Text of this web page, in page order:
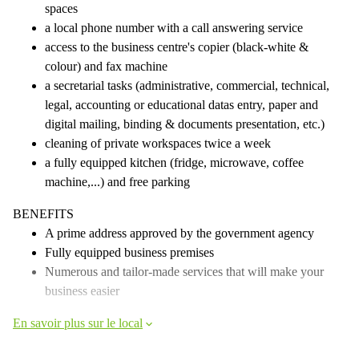
spaces
a local phone number with a call answering service
access to the business centre's copier (black-white &
colour) and fax machine
a secretarial tasks (administrative, commercial, technical,
legal, accounting or educational datas entry, paper and
digital mailing, binding & documents presentation, etc.)
cleaning of private workspaces twice a week
a fully equipped kitchen (fridge, microwave, coffee
machine,...) and free parking
BENEFITS
A prime address approved by the government agency
Fully equipped business premises
Numerous and tailor-made services that will make your
business easier
En savoir plus sur le local